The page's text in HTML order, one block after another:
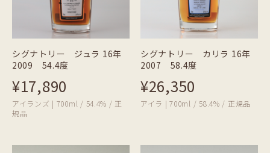
シグナトリー ジュラ 16年
2009 54.4度
¥17,890
アイランズ | 700ml / 54.4% / 正
規品
シグナトリー カリラ 16年
2007 58.4度
¥26,350
アイラ | 700ml / 58.4% / 正規品